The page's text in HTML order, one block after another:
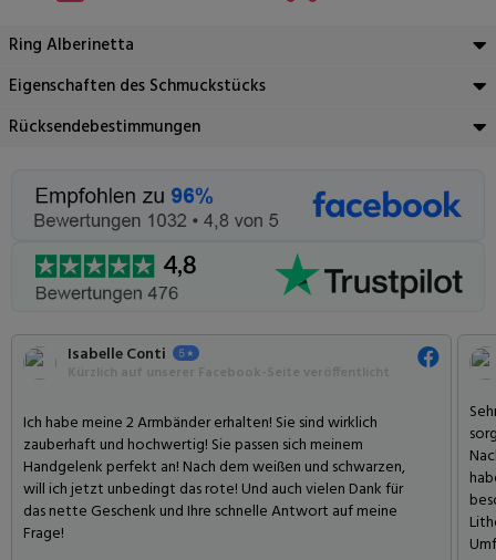
Ring Alberinetta
Eigenschaften des Schmuckstücks
Rücksendebestimmungen
Isabelle Conti
Ich habe meine 2 Armbänder erhalten! Sie sind wirklich
zauberhaft und hochwertig! Sie passen sich meinem
Handgelenk perfekt an! Nach dem weißen und schwarzen,
will ich jetzt unbedingt das rote! Und auch vielen Dank für
das nette Geschenk und Ihre schnelle Antwort auf meine
Frage!